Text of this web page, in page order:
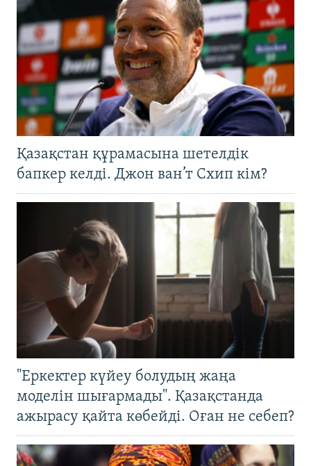
Қазақстан құрамасына шетелдік
бапкер келді. Джон ван’т Схип кім?
"Еркектер күйеу болудың жаңа
моделін шығармады". Қазақстанда
ажырасу қайта көбейді. Оған не себеп?